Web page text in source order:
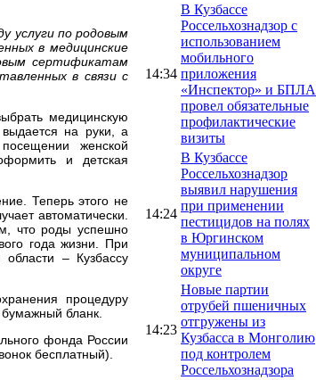
услуги по родовым
в медицинские
сертификатам
в связи с
медицинскую
на руки, а
женской
и детская
Теперь этого не
автоматически.
что роды успешно
года жизни. При
– Кузбассу
процедуру
бланк.
фонда России
бесплатный).
14:34
В Кузбассе
Россельхознадзор с
использованием
мобильного
приложения
«Инспектор» и БПЛА
провел обязательные
профилактические
визиты
14:24
В Кузбассе
Россельхознадзор
выявил нарушения
при применении
пестицидов на полях
в Юргинском
муниципальном
округе
14:23
Новые партии
отрубей пшеничных
отгружены из
Кузбасса в Монголию
под контролем
Россельхознадзора